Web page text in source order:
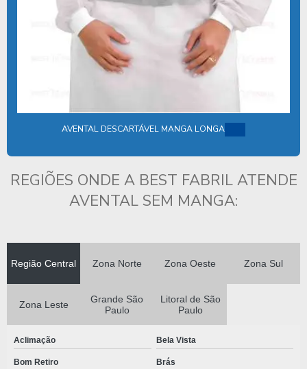
KIT DE PROCEDIMENTO DESCARTÁVEL
LENÇÓIS DESCARTÁVEIS
LENÇOIS DESCARTAVEIS COM ELASTICO
LENÇOL DESCARTAVEL TNT PARA MACA
MÁSCARA DESCARTÁVEL HOSPITALAR
MASCARAS DESCARTAVEIS EM TNT
MATERIAIS DESCARTAVEIS ODONTOLOGICOS
ORÇAMENTO DE KIT CIRÚRGICO ESTÉRIL
PREÇO KIT ODONTOLÓGICO
PRODUTOS CIRURGICOS DESCARTAVEIS
AVENTAL DESCARTÁVEL MANGA LONGA
REGIÕES ONDE A BEST FABRIL ATENDE
AVENTAL SEM MANGA:
Região Central Zona Norte Zona Oeste Zona Sul
Zona Leste
Grande São
Paulo
Litoral de São
Paulo
Aclimação Bela Vista
Bom Retiro Brás